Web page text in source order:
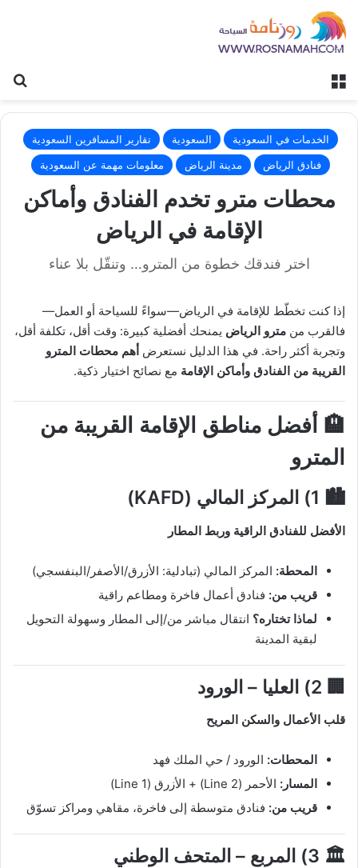
الخدمات في السعودية السعودية
تقارير المسافرين السعودية
فنادق الرياض
مدينة الرياض معلومات مهمة عن السعودية
محطات مترو تخدم الفنادق وأماكن
الإقامة في الرياض
اختر فندقك خطوة من المترو… وتنقّل بلا عناء
إذا كنت تخطّط للإقامة في الرياض—سواءً للسياحة أو العمل—
فالقرب من مترو الرياض يمنحك أفضلية كبيرة: وقت أقل، تكلفة أقل،
وتجربة أكثر راحة. في هذا الدليل نستعرض أهم محطات المترو
القريبة من الفنادق وأماكن الإقامة مع نصائح اختيار ذكية.
🏨 أفضل مناطق الإقامة القريبة من
المترو
🏙️ 1) المركز المالي (KAFD)
الأفضل للفنادق الراقية وربط المطار
المحطة: المركز المالي (تبادلية: الأزرق/الأصفر/البنفسجي)
قريب من: فنادق أعمال فاخرة ومطاعم راقية
لماذا تختاره؟ انتقال مباشر من/إلى المطار وسهولة التحويل
لبقية المدينة
🏢 2) العليا – الورود
قلب الأعمال والسكن المريح
المحطات: الورود / حي الملك فهد
المسار: الأحمر (Line 2) + الأزرق (Line 1)
قريب من: فنادق متوسطة إلى فاخرة، مقاهي ومراكز تسوّق
🏛️ 3) المربع – المتحف الوطني